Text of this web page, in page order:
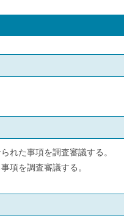
れた事項を調査審議する。
項を調査審議する。